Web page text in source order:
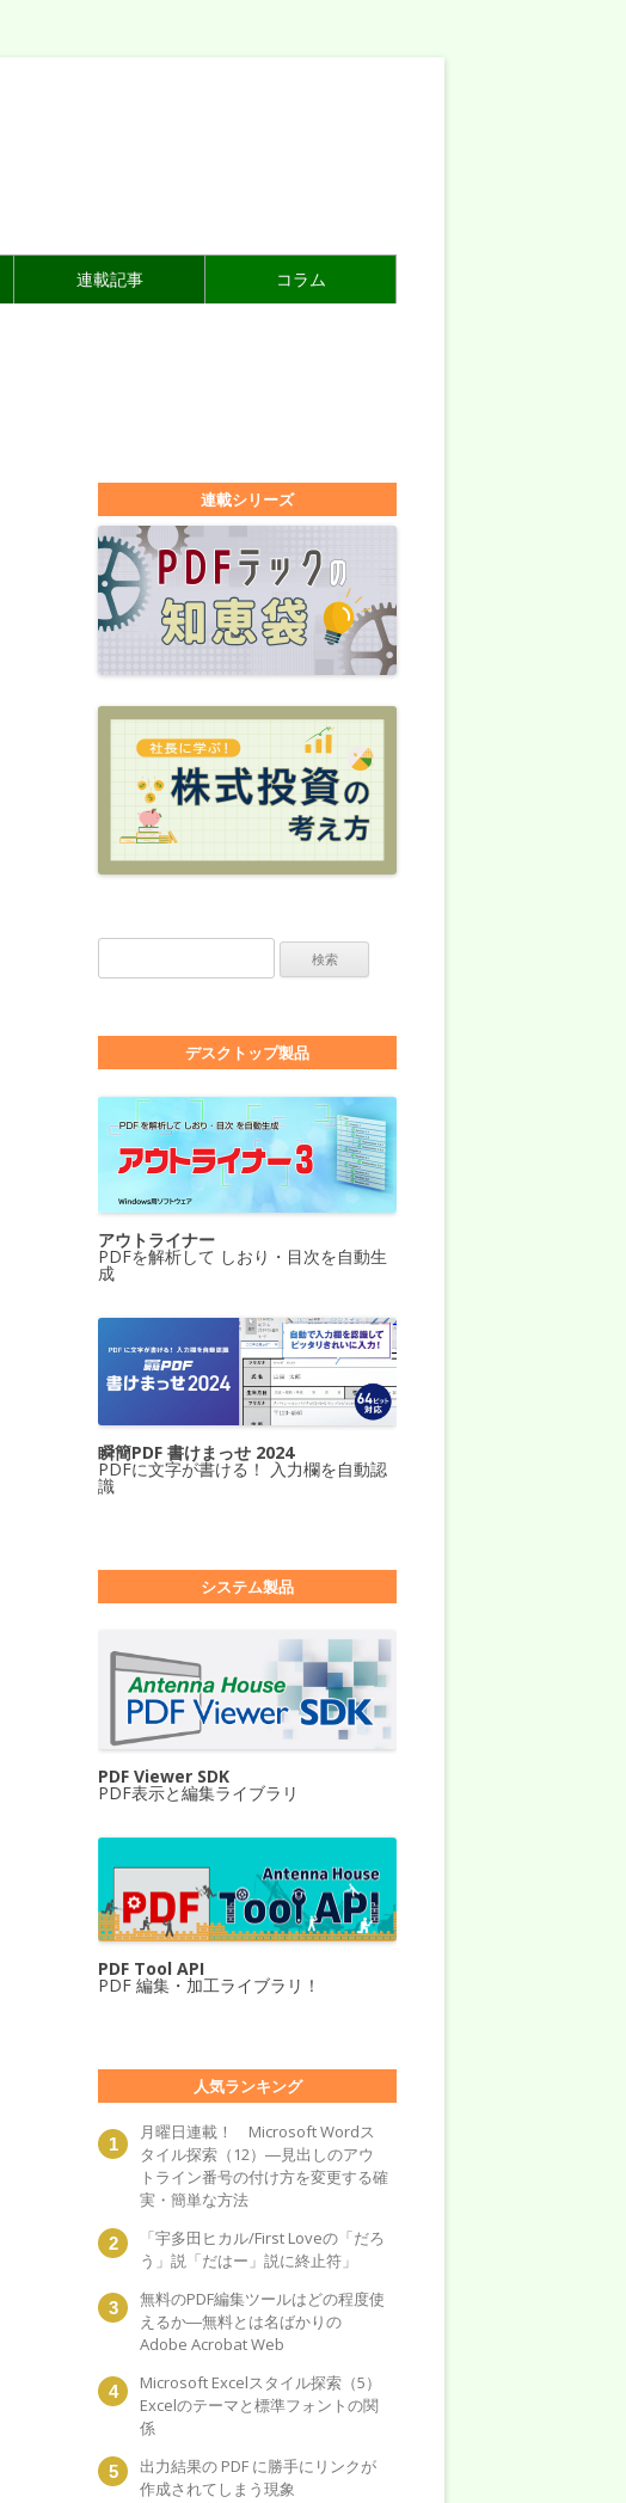
連載記事 コラム
連載シリーズ
デスクトップ製品
アウトライナー
PDFを解析して しおり・目次を自動生
成
瞬簡PDF 書けまっせ 2024
PDFに文字が書ける！ 入力欄を自動認
識
システム製品
PDF Viewer SDK
PDF表示と編集ライブラリ
PDF Tool API
PDF 編集・加工ライブラリ！
人気ランキング
月曜日連載！ Microsoft Wordス
タイル探索（12）―見出しのアウ
トライン番号の付け方を変更する確
実・簡単な方法
「宇多田ヒカル/First Loveの「だろ
う」説「だはー」説に終止符」
無料のPDF編集ツールはどの程度使
えるか―無料とは名ばかりの
Adobe Acrobat Web
Microsoft Excelスタイル探索（5）
Excelのテーマと標準フォントの関
係
出力結果の PDF に勝手にリンクが
作成されてしまう現象